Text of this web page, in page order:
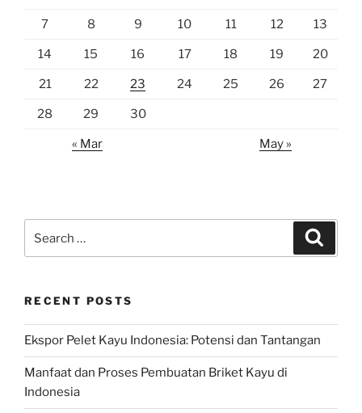
7 8 9 10 11 12 13
14 15 16 17 18 19 20
21 22 23 24 25 26 27
28 29 30
« Mar May »
for:
RECENT POSTS
Ekspor Pelet Kayu Indonesia: Potensi dan Tantangan
Manfaat dan Proses Pembuatan Briket Kayu di
Indonesia